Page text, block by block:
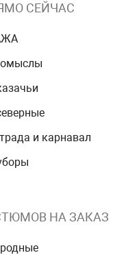
СЕЙЧАС
и карнавал
НА ЗАКАЗ